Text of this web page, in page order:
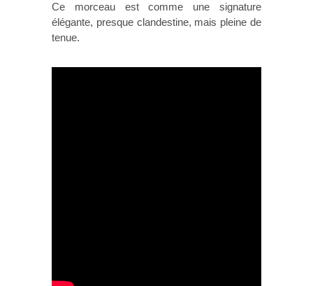
Ce morceau est comme une signature
élégante, presque clandestine, mais pleine de
tenue.